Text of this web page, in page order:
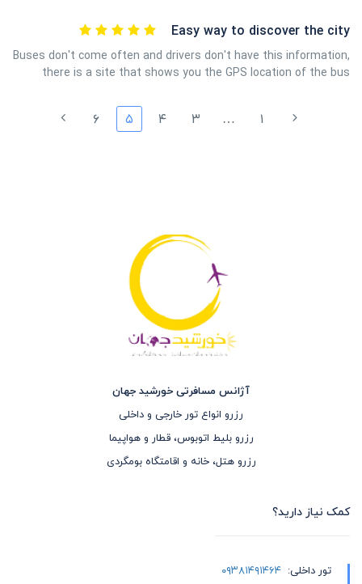
Easy way to discover the city
Buses don't come often and drivers don't have this information,
there is a site that shows you the GPS location of the bus
۱ … ۳ ۴ ۵ ۶
آژانس مسافرتی خورشید جهان
رزرو انواع تور خارجی و داخلی
رزرو بلیط اتوبوس، قطار و هواپیما
رزرو هتل، خانه و اقامتگاه بومگردی
کمک نیاز دارید؟
تور داخلی: ۰۹۳۸۱۴۹۱۴۶۴